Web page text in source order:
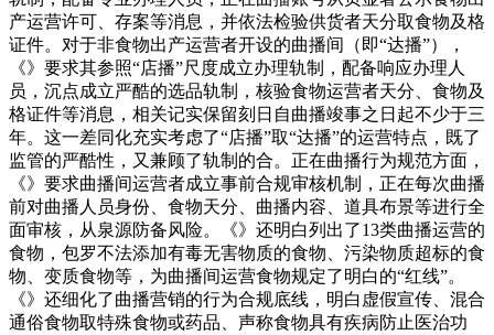
产运营许可、存案等消息，并依法检验供货者天分取食物及格
证件。对于非食物出产运营者开设的曲播间（即“达播”），
《》要求其参照“店播”尺度成立办理轨制，配备响应办理人
员，沉点成立严酷的选品轨制，核验食物运营者天分、食物及
格证件等消息，相关记实保留刻日自曲播竣事之日起不少于三
年。这一差同化充实考虑了“店播”取“达播”的运营特点，既了
监管的严酷性，又兼顾了轨制的合。正在曲播行为规范方面，
《》要求曲播间运营者成立事前合规审核机制，正在每次曲播
前对曲播人员身份、食物天分、曲播内容、道具布景等进行全
面审核，从泉源防备风险。《》还明白列出了13类曲播运营的
食物，包罗不法添加有毒无害物质的食物、污染物质超标的食
物、变质食物等，为曲播间运营食物规定了明白的“红线”。
《》还细化了曲播营销的行为合规底线，明白虚假宣传、混合
通俗食物取特殊食物或药品、声称食物具有疾病防止医治功